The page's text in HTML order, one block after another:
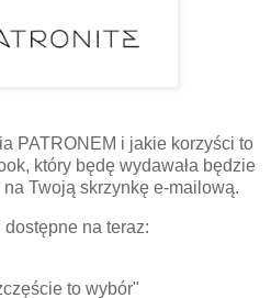
PATRONEM i jakie korzyści to
który będę wydawała będzie
Twoją skrzynkę e-mailową.
dostępne na teraz:
to wybór"